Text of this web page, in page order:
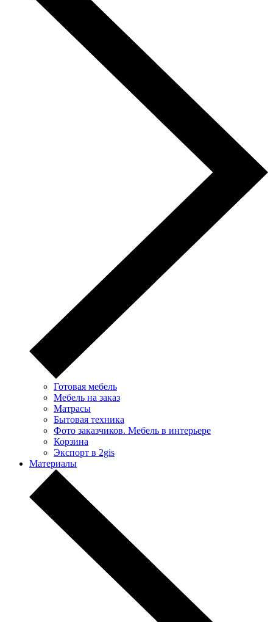
Готовая мебель
Мебель на заказ
Матрасы
Бытовая техника
Фото заказчиков. Мебель в интерьере
Корзина
Экспорт в 2gis
Материалы